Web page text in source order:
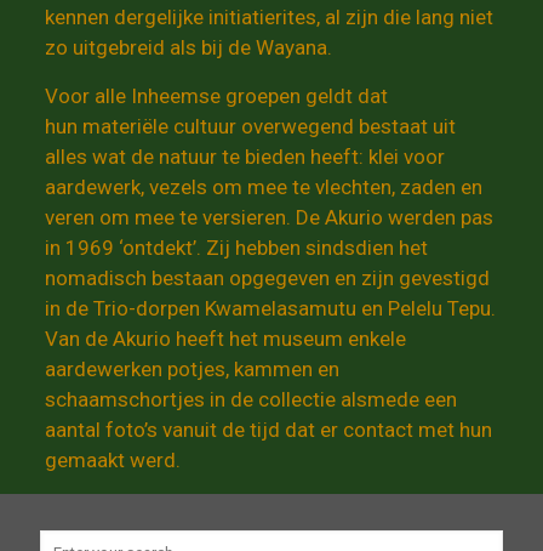
kennen dergelijke initiatierites, al zijn die lang niet
zo uitgebreid als bij de Wayana.
Voor alle Inheemse groepen geldt dat
hun materiële cultuur overwegend bestaat uit
alles wat de natuur te bieden heeft: klei voor
aardewerk, vezels om mee te vlechten, zaden en
veren om mee te versieren. De Akurio werden pas
in 1969 ‘ontdekt’. Zij hebben sindsdien het
nomadisch bestaan opgegeven en zijn gevestigd
in de Trio-dorpen Kwamelasamutu en Pelelu Tepu.
Van de Akurio heeft het museum enkele
aardewerken potjes, kammen en
schaamschortjes in de collectie alsmede een
aantal foto’s vanuit de tijd dat er contact met hun
gemaakt werd.